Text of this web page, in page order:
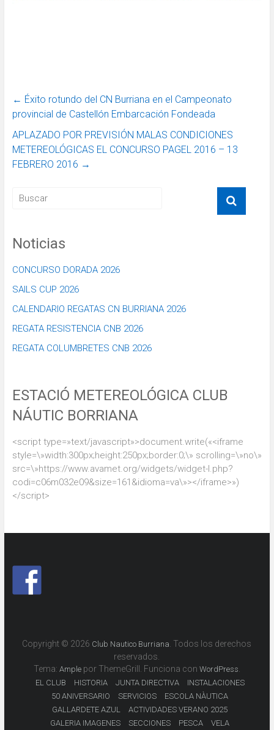
← Éxito rotundo del CN Burriana en el Campeonato
provincial de Castellón Embarcación Fondeada
APLAZADO POR PREVISIÓN MALAS CONDICIONES
METEREOLÓGICAS EL CONCURSO PAGEL 2016 – 13
FEBRERO 2016 →
Noticias
CONCURSO DORADA 2026
SAILS CUP 2026
CALENDARIO REGATAS CN BURRIANA 2026
REGATA RESISTENCIA CNB 2026
REGATA COLUMBRETES CNB 2026
ESTACIÓ METEREOLÓGICA CLUB
NÁUTIC BORRIANA
<script type=»text/javascript»>document.write(«<iframe
style=\»width:300px;height:250px;border:0;\» scrolling=\»no\»
src=\»https://www.avamet.org/widgets/widget-l.php?
codi=c06m032e09&size=161&idioma=va\»></iframe>»)
</script>
Copyright © 2026 Club Nautico Burriana. Todos los derechos
reservados.
Tema: Amplepor ThemeGrill. Funciona con WordPress.
EL CLUB HISTORIA JUNTA DIRECTIVA
INSTALACIONES
50 ANIVERSARIO
SERVICIOS
ESCOLA NÀUTICA
GALLARDETE AZUL
ACTIVIDADES VERANO 2025
GALERIA IMAGENES
SECCIONES PESCA VELA